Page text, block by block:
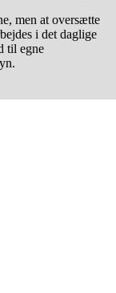
men at oversætte
i det daglige
til egne